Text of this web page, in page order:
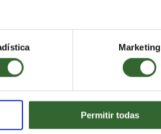
Marketing
Permitir todas